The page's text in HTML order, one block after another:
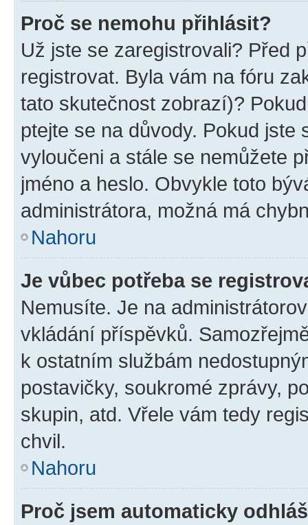
Proč se nemohu přihlásit?
Už jste se zaregistrovali? Před
registrovat. Byla vám na fóru
tato skutečnost zobrazí)?
ptejte se na důvody. Pokud jste
vyloučeni a stále se nemůžete
jméno a heslo. Obvykle toto
administrátora, možná má
Nahoru
Je vůbec potřeba se
Nemusíte. Je na
vkládání příspěvků.
k ostatním službám
postavičky, soukromé zprávy,
skupin, atd. Vřele vám tedy
chvil.
Nahoru
Proč jsem automaticky